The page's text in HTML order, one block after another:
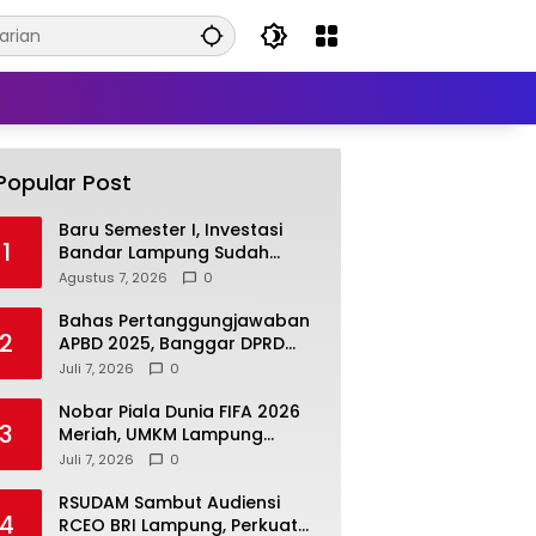
Post
1
Baru Semester I, Investasi
Bandar Lampung Sudah
Rp2,378 Triliun
Agustus 7, 2026 0
2
Bahas Pertanggungjawaban
APBD 2025, Banggar DPRD
Lamsel Minta Program UMKM
Juli 7, 2026 0
3
Nobar Piala Dunia FIFA 2026
Meriah, UMKM Lampung
Selatan Kebanjiran Pembeli
Juli 7, 2026 0
4
RSUDAM Sambut Audiensi
RCEO BRI Lampung, Perkuat